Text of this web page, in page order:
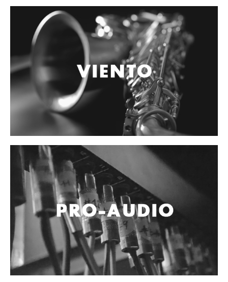
Strobos
Maquinas de humo y escenario
Controladores
Accesorios
Instrumento
Micrófono
Video y USB
Espigas y conectores
Accesorios
Otros Instrumentos de Cuerdas
Mandolina
Banjo
Mariachi